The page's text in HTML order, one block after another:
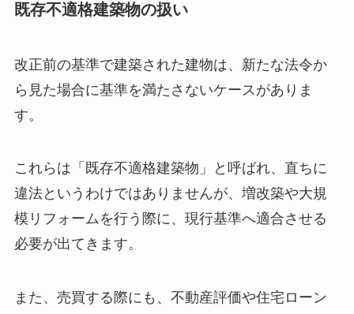
既存不適格建築物の扱い
改正前の基準で建築された建物は、新たな法令か
ら見た場合に基準を満たさないケースがありま
す。
これらは「既存不適格建築物」と呼ばれ、直ちに
違法というわけではありませんが、増改築や大規
模リフォームを行う際に、現行基準へ適合させる
必要が出てきます。
また、売買する際にも、不動産評価や住宅ローン